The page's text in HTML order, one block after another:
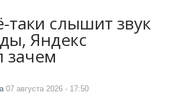
таки слышит звук
Яндекс
зачем
07 августа 2026 - 17:50